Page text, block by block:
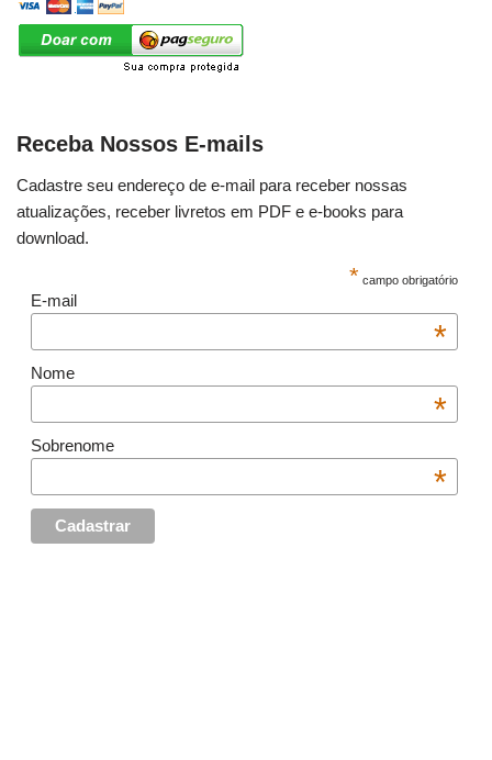
Receba Nossos E-mails
Cadastre seu endereço de e-mail para receber nossas
atualizações, receber livretos em PDF e e-books para
download.
* campo obrigatório
E-mail
*
Nome
*
Sobrenome
*